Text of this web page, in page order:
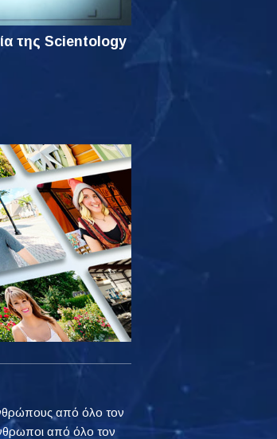
της Scientology
από όλο τον
από όλο τον